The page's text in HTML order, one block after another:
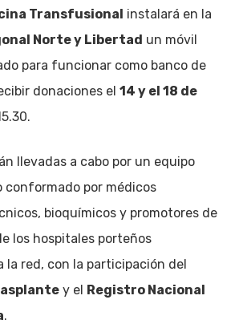
Transfusional instalará en la
Norte y Libertad un móvil
para funcionar como banco de
donaciones el 14 y el 18 de
llevadas a cabo por un equipo
por médicos
bioquímicos y promotores de
los hospitales porteños
la red, con la participación del
y el Registro Nacional
.